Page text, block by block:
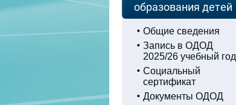
образования детей
Общие сведения
Запись в ОДОД
2025/26 учебный год
Социальный
сертификат
Документы ОДОД